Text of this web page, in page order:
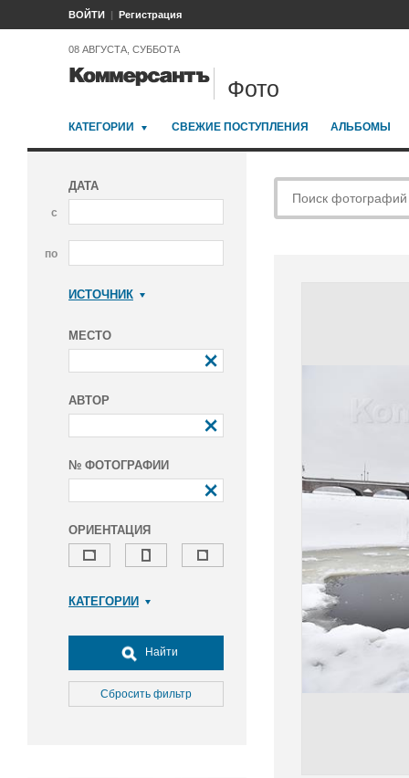
ВОЙТИ Регистрация
08 АВГУСТА, СУББОТА
Фото
КАТЕГОРИИ СВЕЖИЕ ПОСТУПЛЕНИЯ АЛЬБОМЫ
ДАТА
с
по
ИСТОЧНИК
МЕСТО
АВТОР
№ ФОТОГРАФИИ
ОРИЕНТАЦИЯ
КАТЕГОРИИ
Досуг, туризм и отдых
Культура
Медицина
Найти
Сбросить фильтр